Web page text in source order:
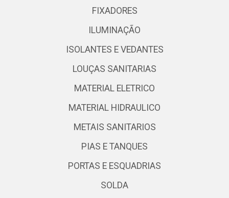
FIXADORES
ILUMINAÇÃO
ISOLANTES E VEDANTES
LOUÇAS SANITARIAS
MATERIAL ELETRICO
MATERIAL HIDRAULICO
METAIS SANITARIOS
PIAS E TANQUES
PORTAS E ESQUADRIAS
SOLDA